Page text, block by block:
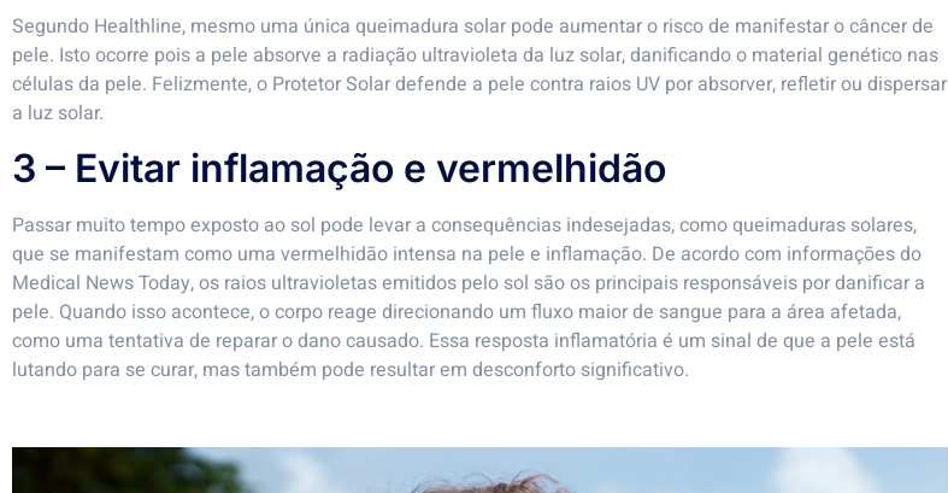
Segundo Healthline, mesmo uma única queimadura solar pode aumentar o risco de manifestar o câncer de
pele. Isto ocorre pois a pele absorve a radiação ultravioleta da luz solar, danificando o material genético nas
células da pele. Felizmente, o Protetor Solar defende a pele contra raios UV por absorver, refletir ou dispersar
a luz solar.
3 – Evitar inflamação e vermelhidão
Passar muito tempo exposto ao sol pode levar a consequências indesejadas, como queimaduras solares,
que se manifestam como uma vermelhidão intensa na pele e inflamação. De acordo com informações do
Medical News Today, os raios ultravioletas emitidos pelo sol são os principais responsáveis por danificar a
pele. Quando isso acontece, o corpo reage direcionando um fluxo maior de sangue para a área afetada,
como uma tentativa de reparar o dano causado. Essa resposta inflamatória é um sinal de que a pele está
lutando para se curar, mas também pode resultar em desconforto significativo.